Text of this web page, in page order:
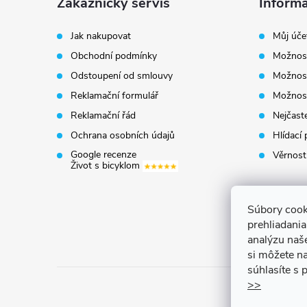
Súbory
analýzu
si môžete
súhlasíte s
>>
Jak nakupovat
Obchodní podmínky
Odstoupení od smlouvy
Reklamační formulář
Reklamační řád
Ochrana osobních údajů
Google recenze
Život s bicyklom
Můj
Hlídací